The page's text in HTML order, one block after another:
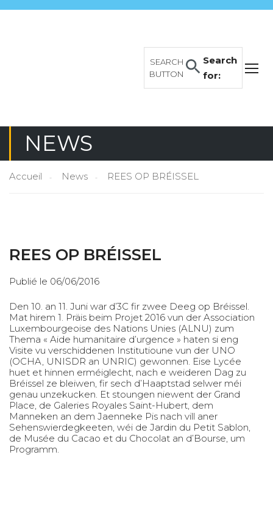
Search
for:
SEARCH
BUTTON
NEWS
Accueil News REES OP BRÉISSEL
REES OP BRÉISSEL
Publié le 06/06/2016
Den 10. an 11. Juni war d’3C fir zwee Deeg op Bréissel.
Mat hirem 1. Präis beim Projet 2016 vun der Association
Luxembourgeoise des Nations Unies (ALNU) zum
Thema « Aide humanitaire d’urgence » haten si eng
Visite vu verschiddenen Institutioune vun der UNO
(OCHA, UNISDR an UNRIC) gewonnen. Eise Lycée
huet et hinnen erméiglecht, nach e weideren Dag zu
Bréissel ze bleiwen, fir sech d’Haaptstad selwer méi
genau unzekucken. Et stoungen niewent der Grand
Place, de Galeries Royales Saint-Hubert, dem
Manneken an dem Jaenneke Pis nach vill aner
Sehenswierdegkeeten, wéi de Jardin du Petit Sablon,
de Musée du Cacao et du Chocolat an d’Bourse, um
Programm.